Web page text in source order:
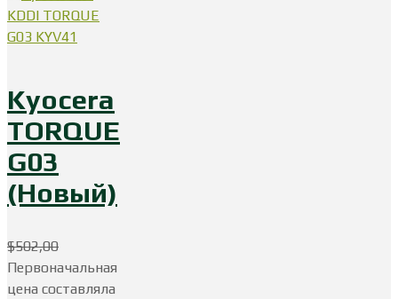
Kyocera
TORQUE
G03
(Новый)
$502,00
Первоначальная
цена составляла